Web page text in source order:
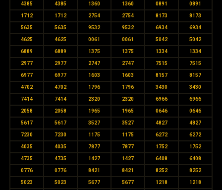
4385 4385 1360 1360 0891 0891
1712 1712 2754 2754 8173 8173
5635 5635 9532 9532 6934 6934
4625 4625 0061 0061 5042 5042
6889 6889 1375 1375 1334 1334
2977 2977 2747 2747 7515 7515
6977 6977 1603 1603 8157 8157
4702 4702 1796 1796 3430 3430
7414 7414 2320 2320 6966 6966
2058 2058 1965 1965 0646 0646
5617 5617 3527 3527 4827 4827
7230 7230 1175 1175 6272 6272
4035 4035 7877 7877 1752 1752
4735 4735 1427 1427 6408 6408
0776 0776 8421 8421 8252 8252
5023 5023 5677 5677 1218 1218